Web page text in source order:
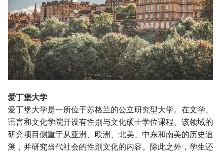
爱丁堡大学
爱丁堡大学是一所位于苏格兰的公立研究型大学。在文学、
语言和文化学院开设有性别与文化硕士学位课程。该领域的
研究项目侧重于从亚洲、欧洲、北美、中东和南美的历史追
溯，并研究当代社会的性别文化的内容。除此之外，学生还